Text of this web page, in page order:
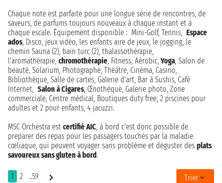
Chaque note est parfaite pour une longue série de rencontres, de
saveurs, de parfums toujours nouveaux à chaque instant et à
chaque escale. Équipement disponible : Mini-Golf, Tennis, Espace
ados, Disco, jeux vidéo, les enfants aire de jeux, le jogging, le
chemin Sauna (2), bain turc (2), thalassothérapie,
l'aromathérapie, chromothérapie, Fitness, Aérobic,Yoga, Salon de
beauté, Solarium, Photographe, Théâtre, Cinéma, Casino,
Bibliothèque, Salle de cartes, Galerie d'art, Bar à Sushis, Café
Internet, Salon à Cigares, Œnothèque, Galerie photo, Zone
commerciale, Centre médical, Boutiques duty free, 2 piscines pour
adultes et 2 pour enfants, 4 jacuzzi.
MSC Orchestra est certifié AIC, à bord c'est donc possible de
preparer des repas pour les passagers touchés par la maladie
cœliaque, qui peuvent voyager sans problème et déguster des plats
savoureux sans gluten à bord.
1 2 ..59 Trier